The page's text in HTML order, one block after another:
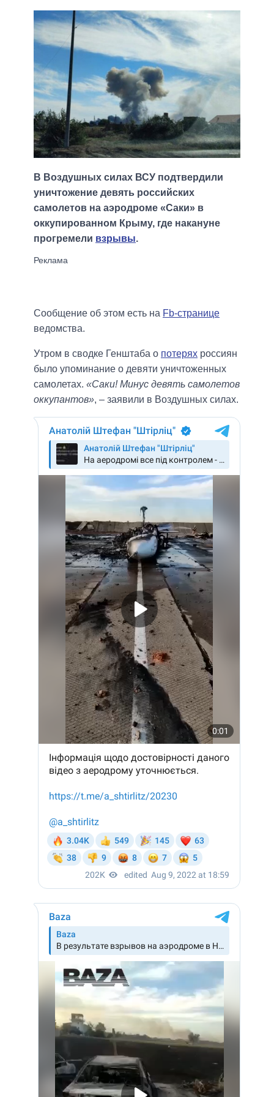
В Воздушных силах ВСУ подтвердили
уничтожение девять российских
самолетов на аэродроме «Саки» в
оккупированном Крыму, где накануне
прогремели взрывы.
Сообщение об этом есть на Fb-странице
ведомства.
Утром в сводке Генштаба о потерях россиян
было упоминание о девяти уничтоженных
самолетах. «Саки! Минус девять самолетов
оккупантов», – заявили в Воздушных силах.